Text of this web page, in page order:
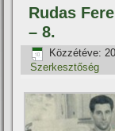
Rudas
– 8.
Közzétéve:
Szerkesztőség